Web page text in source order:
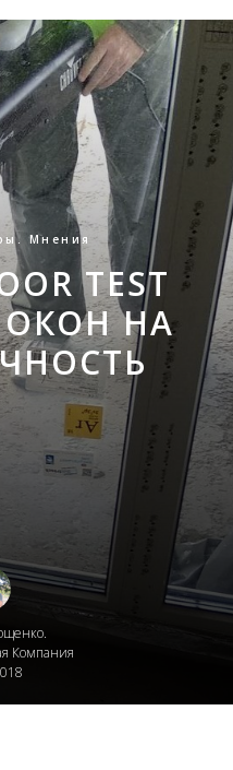
Мнения
TEST
ОКОН НА
Компания